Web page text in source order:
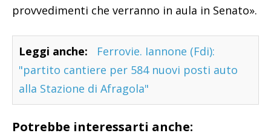
provvedimenti che verranno in aula in Senato».
Leggi anche:
Ferrovie. Iannone (Fdi):
"partito cantiere per 584 nuovi posti auto
alla Stazione di Afragola"
Potrebbe interessarti anche: